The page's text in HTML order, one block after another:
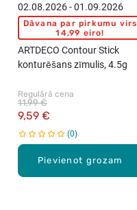
Pievienot grozam
02.08.2026 - 01.09.2026
Dāvana par pirkumu virs
14,99 eiro!
ARTDECO Contour Stick
konturēšans zīmulis, 4.5g
Regulārā cena
9,59 €
11,99 €
0